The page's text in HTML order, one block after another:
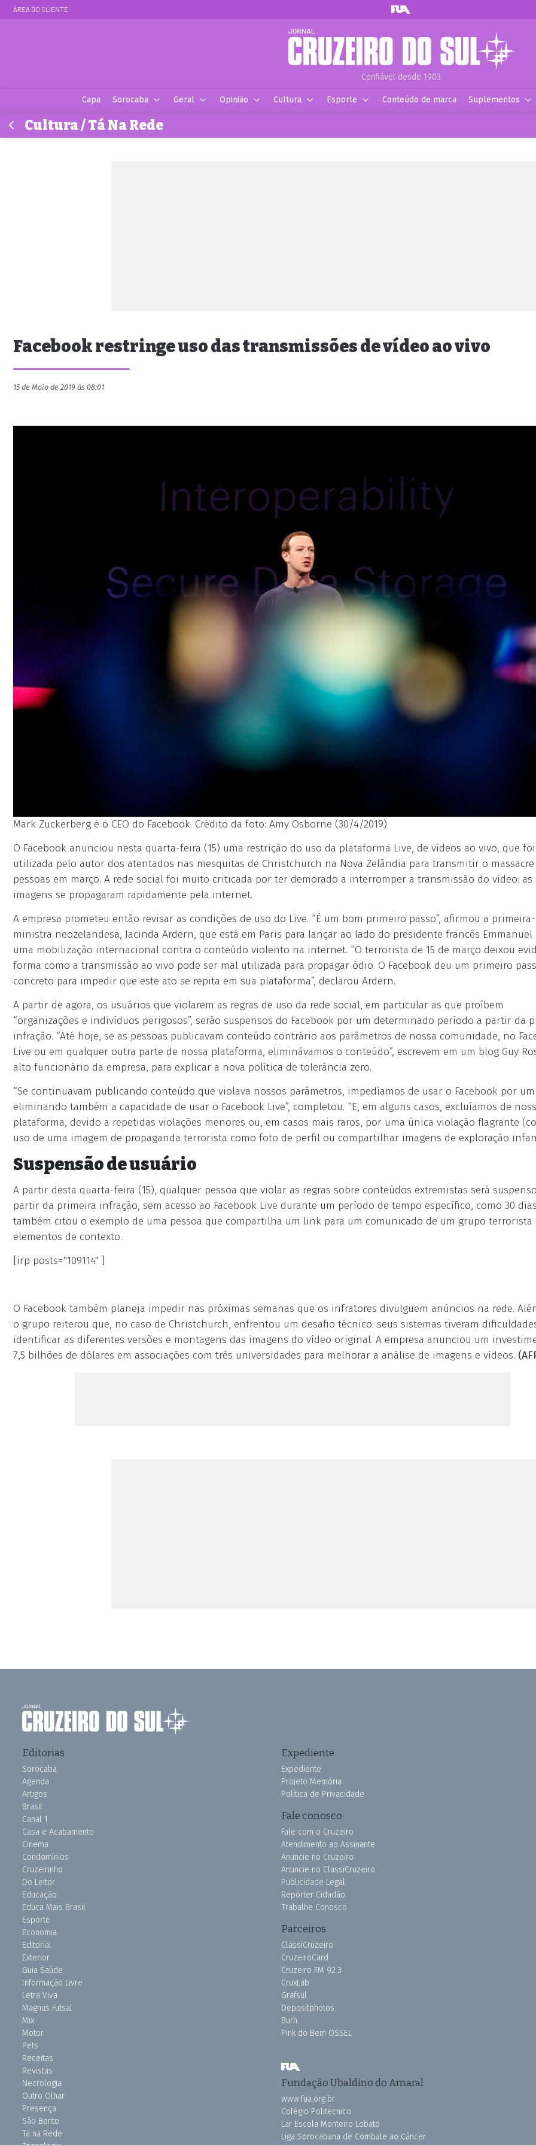
ÁREA DO CLIENTE
Confiável desde 1903.
Capa Sorocaba Geral Opinião Cultura Esporte Conteúdo de marca Suplementos
Cultura / Tá Na Rede
Facebook restringe uso das transmissões de vídeo ao vivo
15 de Maio de 2019 às 08:01
Mark Zuckerberg é o CEO do Facebook. Crédito da foto: Amy Osborne (30/4/2019)
O Facebook anunciou nesta quarta-feira (15) uma restrição do uso da plataforma Live, de vídeos ao vivo, que foi
utilizada pelo autor dos atentados nas mesquitas de Christchurch na Nova Zelândia para transmitir o massacre
pessoas em março. A rede social foi muito criticada por ter demorado a interromper a transmissão do vídeo: as
imagens se propagaram rapidamente pela internet.
A empresa prometeu então revisar as condições de uso do Live. “É um bom primeiro passo”, afirmou a primeira-
ministra neozelandesa, Jacinda Ardern, que está em Paris para lançar ao lado do presidente francês Emmanuel
uma mobilização internacional contra o conteúdo violento na internet. “O terrorista de 15 de março deixou
forma como a transmissão ao vivo pode ser mal utilizada para propagar ódio. O Facebook deu um primeiro
concreto para impedir que este ato se repita em sua plataforma”, declarou Ardern.
A partir de agora, os usuários que violarem as regras de uso da rede social, em particular as que proíbem
“organizações e indivíduos perigosos”, serão suspensos do Facebook por um determinado período a partir da
infração. “Até hoje, se as pessoas publicavam conteúdo contrário aos parâmetros de nossa comunidade, no
Live ou em qualquer outra parte de nossa plataforma, eliminávamos o conteúdo”, escrevem em um blog Guy
alto funcionário da empresa, para explicar a nova política de tolerância zero.
“Se continuavam publicando conteúdo que violava nossos parâmetros, impedíamos de usar o Facebook por
eliminando também a capacidade de usar o Facebook Live”, completou. “E, em alguns casos, excluíamos de
plataforma, devido a repetidas violações menores ou, em casos mais raros, por uma única violação flagrante
uso de uma imagem de propaganda terrorista como foto de perfil ou compartilhar imagens de exploração
Suspensão de usuário
A partir desta quarta-feira (15), qualquer pessoa que violar as regras sobre conteúdos extremistas será
partir da primeira infração, sem acesso ao Facebook Live durante um período de tempo específico, como 30
também citou o exemplo de uma pessoa que compartilha um link para um comunicado de um grupo terrorista
elementos de contexto.
[irp posts="109114" ]
O Facebook também planeja impedir nas próximas semanas que os infratores divulguem anúncios na rede.
o grupo reiterou que, no caso de Christchurch, enfrentou um desafio técnico: seus sistemas tiveram
identificar as diferentes versões e montagens das imagens do vídeo original. A empresa anunciou um
7,5 bilhões de dólares em associações com três universidades para melhorar a análise de imagens e vídeos.
Editorias
Sorocaba
Agenda
Artigos
Brasil
Canal 1
Casa e Acabamento
Cinema
Condomínios
Cruzeirinho
Do Leitor
Educação
Educa Mais Brasil
Esporte
Economia
Editorial
Exterior
Guia Saúde
Informação Livre
Letra Viva
Magnus Futsal
Mix
Motor
Pets
Receitas
Revistas
Necrologia
Outro Olhar
Presença
São Bento
Tá na Rede
Expediente
Expediente
Projeto Memória
Política de Privacidade
Fale conosco
Fale com o Cruzeiro
Atendimento ao Assinante
Anuncie no Cruzeiro
Anuncie no ClassiCruzeiro
Publicidade Legal
Repórter Cidadão
Trabalhe Conosco
Parceiros
ClassiCruzeiro
CruzeiroCard
Cruzeiro FM 92.3
CruxLab
Grafsul
Depositphotos
Burh
Pink do Bem OSSEL
Fundação Ubaldino do Amaral
www.fua.org.br
Colégio Politécnico
Lar Escola Monteiro Lobato
Liga Sorocabana de Combate ao Câncer